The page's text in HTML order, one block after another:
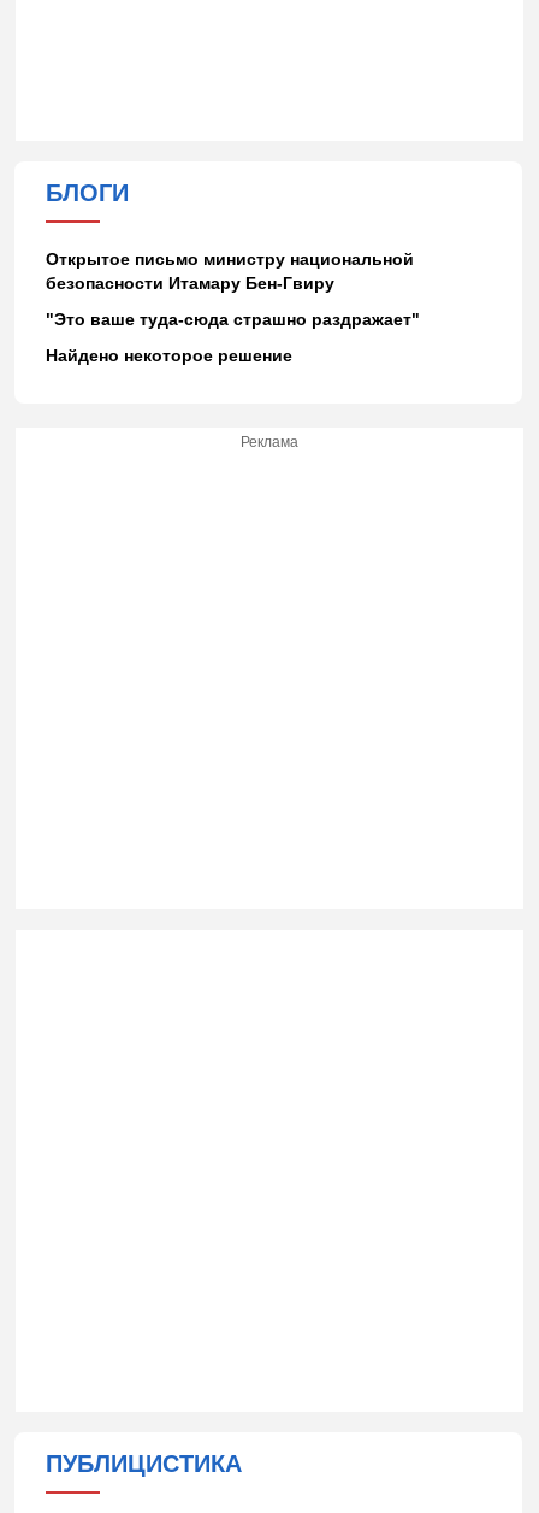
БЛОГИ
Открытое письмо министру национальной
безопасности Итамару Бен-Гвиру
"Это ваше туда-сюда страшно раздражает"
Найдено некоторое решение
Реклама
ПУБЛИЦИСТИКА